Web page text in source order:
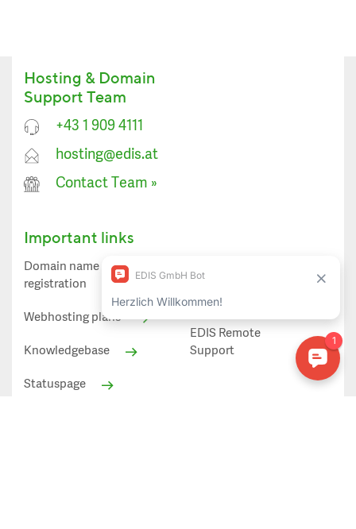
Hosting & Domain
Support Team
+43 1 909 4111
hosting@edis.at
Contact Team »
Important links
Domain name
registration
Webhosting plans
Knowledgebase
EDIS Webmail
EDIS Remote
Support
Statuspage